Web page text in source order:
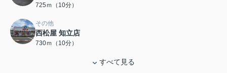
725ｍ（10分）
その他
西松屋 知立店
730ｍ（10分）
すべて見る